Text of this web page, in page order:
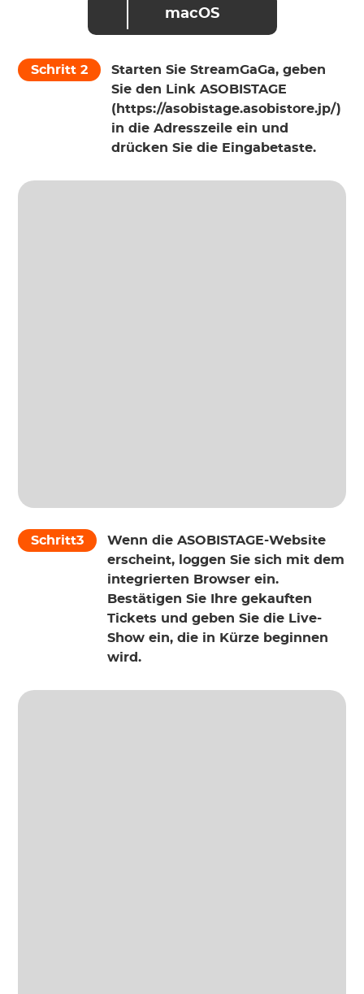
macOS
Schritt 2
Starten Sie StreamGaGa, geben
Sie den Link ASOBISTAGE
(https://asobistage.asobistore.jp/)
in die Adresszeile ein und
drücken Sie die Eingabetaste.
Schritt3
Wenn die ASOBISTAGE-Website
erscheint, loggen Sie sich mit dem
integrierten Browser ein.
Bestätigen Sie Ihre gekauften
Tickets und geben Sie die Live-
Show ein, die in Kürze beginnen
wird.